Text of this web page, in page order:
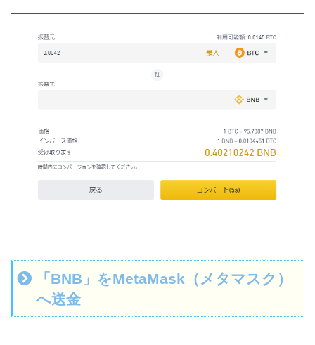
「BNB」をMetaMask（メタマスク）
へ送金